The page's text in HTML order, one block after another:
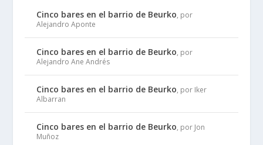
Cinco bares en el barrio de Beurko, por
Alejandro Aponte
Cinco bares en el barrio de Beurko, por
Alejandro Ane Andrés
Cinco bares en el barrio de Beurko, por Iker
Albarran
Cinco bares en el barrio de Beurko, por Jon
Muñoz